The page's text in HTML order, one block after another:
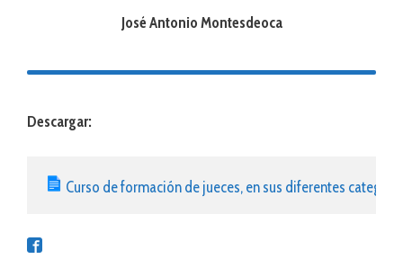
José Antonio Montesdeoca
Descargar:
Curso de formación de jueces, en sus diferentes